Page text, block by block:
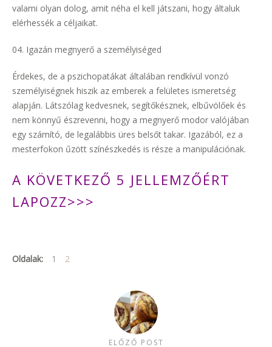
valami olyan dolog, amit néha el kell játszani, hogy általuk
elérhessék a céljaikat.
Igazán megnyerő a személyiséged
Érdekes, de a pszichopatákat általában rendkívül vonzó
személyiségnek hiszik az emberek a felületes ismeretség
alapján. Látszólag kedvesnek, segítőkésznek, elbűvölőek és
nem könnyű észrevenni, hogy a megnyerő modor valójában
egy számító, de legalábbis üres belsőt takar. Igazából, ez a
mesterfokon űzött színészkedés is része a manipulációnak.
A KÖVETKEZŐ 5 JELLEMZŐÉRT
LAPOZZ>>>
Oldalak: 1 2
ELŐZŐ POST